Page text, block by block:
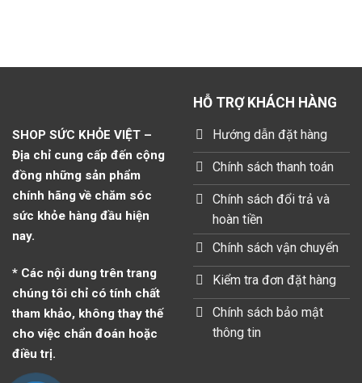
SHOP SỨC KHỎE VIỆT –
Địa chỉ cung cấp đến cộng
đồng những sản phẩm
chính hãng về chăm sóc
sức khỏe hàng đầu hiện
nay.
* Các nội dung trên trang
chúng tôi chỉ có tính chất
tham khảo, không thay thế
cho việc chẩn đoán hoặc
điều trị.
HỖ TRỢ KHÁCH HÀNG
Hướng dẫn đặt hàng
Chính sách thanh toán
Chính sách đổi trả và
hoàn tiền
Chính sách vận chuyển
Kiểm tra đơn đặt hàng
Chính sách bảo mật
thông tin